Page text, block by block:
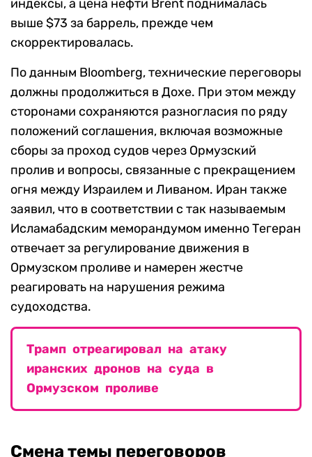
индексы, а цена нефти Brent поднималась
выше $73 за баррель, прежде чем
скорректировалась.
По данным Bloomberg, технические переговоры
должны продолжиться в Дохе. При этом между
сторонами сохраняются разногласия по ряду
положений соглашения, включая возможные
сборы за проход судов через Ормузский
пролив и вопросы, связанные с прекращением
огня между Израилем и Ливаном. Иран также
заявил, что в соответствии с так называемым
Исламабадским меморандумом именно Тегеран
отвечает за регулирование движения в
Ормузском проливе и намерен жестче
реагировать на нарушения режима
судоходства.
Трамп отреагировал на атаку
иранских дронов на суда в
Ормузском проливе
Смена темы переговоров